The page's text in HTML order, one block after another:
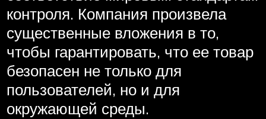
контроля. Компания произвела
существенные вложения в то,
чтобы гарантировать, что ее товар
безопасен не только для
пользователей, но и для
окружающей среды.